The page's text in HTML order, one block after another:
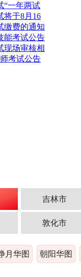
“一年两试
将于8月16
缴费的通知
能考试公告
现场审核相
考试公告